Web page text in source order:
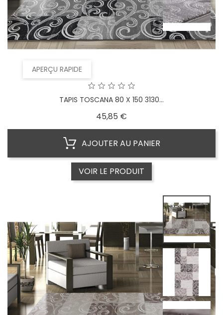
APERÇU RAPIDE
TAPIS TOSCANA 80 X 150 3130...
45,85 €
AJOUTER AU PANIER
VOIR LE PRODUIT